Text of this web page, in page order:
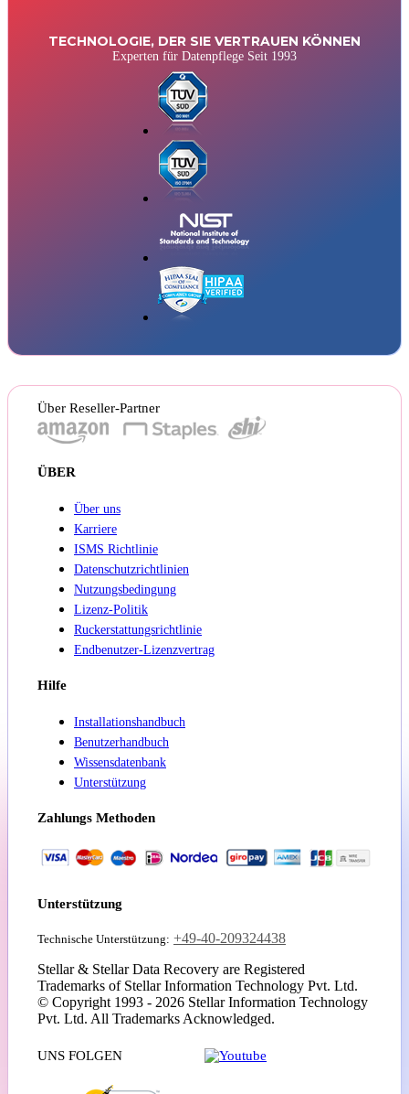
TECHNOLOGIE, DER SIE VERTRAUEN KÖNNEN
Experten für Datenpflege Seit 1993
Über Reseller-Partner
ÜBER
Über uns
Karriere
ISMS Richtlinie
Datenschutzrichtlinien
Nutzungsbedingung
Lizenz-Politik
Ruckerstattungsrichtlinie
Endbenutzer-Lizenzvertrag
Hilfe
Installationshandbuch
Benutzerhandbuch
Wissensdatenbank
Unterstützung
Zahlungs Methoden
Unterstützung
Technische Unterstützung: +49-40-209324438
Stellar & Stellar Data Recovery are Registered
Trademarks of Stellar Information Technology Pvt. Ltd.
© Copyright 1993 - 2026 Stellar Information Technology
Pvt. Ltd. All Trademarks Acknowledged.
UNS FOLGEN